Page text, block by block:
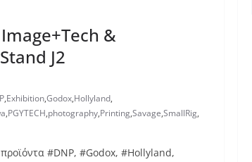
&
J2
,Exhibition,Godox,Hollyland,
,PGYTECH,photography,Printing,Savage,SmallRig,
#DNP, #Godox, #Hollyland,